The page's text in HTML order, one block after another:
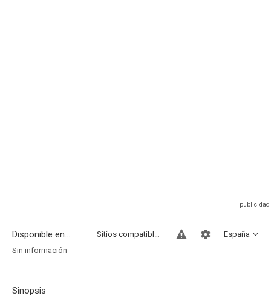
Disponible en... España
Sitios compatibles
Sin información
Sinopsis